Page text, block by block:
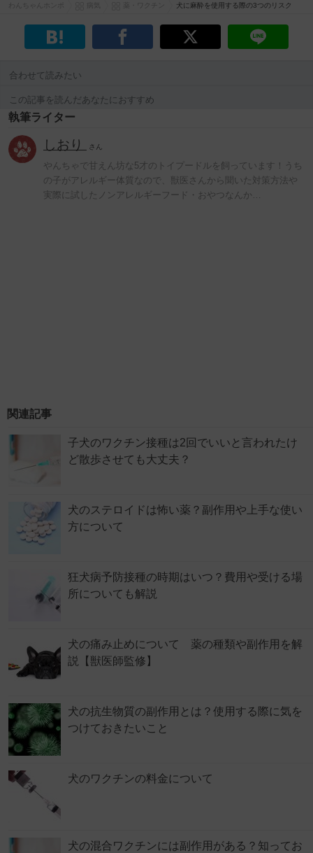
病気 犬に麻酔を使用する際の3つのリスク
合わせて読みたい
この記事を読んだあなたにおすすめ
執筆ライター
しおり さん
やんちゃで甘えん坊な5才のトイプードルを飼っています！うち
の子がアレルギー体質なので、獣医さんから聞いた対策方法や
実際に試したノンアレルギーフード・おやつなんか…
関連記事
子犬のワクチン接種は2回でいいと言われたけ
ど散歩させても大丈夫？
犬のステロイドは怖い薬？副作用や上手な使い
方について
狂犬病予防接種の時期はいつ？費用や受ける場
所についても解説
犬の痛み止めについて 薬の種類や副作用を解
説【獣医師監修】
犬の抗生物質の副作用とは？使用する際に気を
つけておきたいこと
犬のワクチンの料金について
犬の混合ワクチンには副作用がある？知ってお